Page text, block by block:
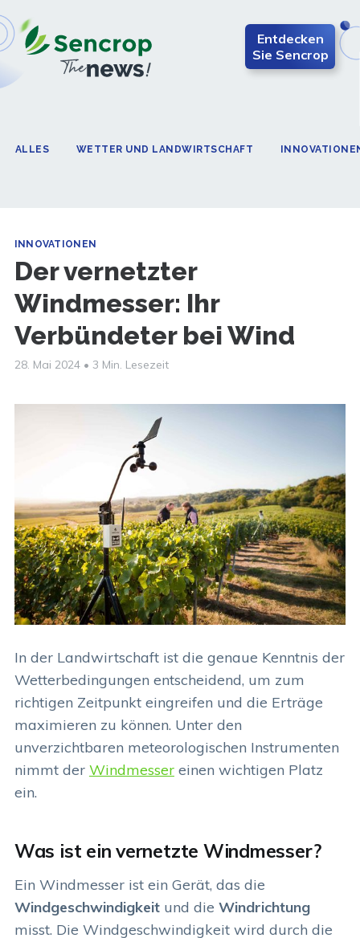
Entdecken
Sie Sencrop
ALLES WETTER UND LANDWIRTSCHAFT
INNOVATIONEN
Der vernetzter
Windmesser: Ihr
Verbündeter bei Wind
28. Mai 2024 • 3 Min. Lesezeit
In der Landwirtschaft ist die genaue Kenntnis der
Wetterbedingungen entscheidend, um zum
richtigen Zeitpunkt eingreifen und die Erträge
maximieren zu können. Unter den
unverzichtbaren meteorologischen Instrumenten
nimmt der Windmessereinen wichtigen Platz
ein.
Was ist ein vernetzte Windmesser?
Ein Windmesser ist ein Gerät, das die
Windgeschwindigkeitund die Windrichtung
misst. Die Windgeschwindigkeit wird durch die